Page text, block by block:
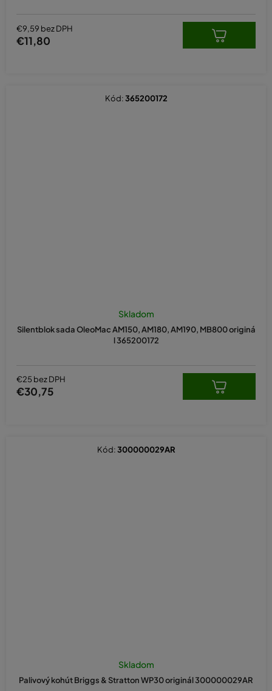
€9,59 bez DPH
€11,80
Silentblok sada OleoMac AM150, AM180, AM190, MB800 originá
l 365200172
Skladom
€25 bez DPH
€30,75
Kód:365200172
Palivový kohút Briggs & Stratton WP30 originál 300000029AR
hodnotenie
je
Skladom
Kód:300000029AR